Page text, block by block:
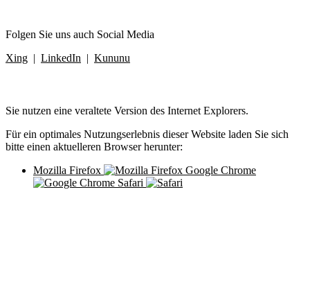
Folgen Sie uns auch Social Media
Xing | LinkedIn | Kununu
Sie nutzen eine veraltete Version des Internet Explorers.
Für ein optimales Nutzungserlebnis dieser Website laden Sie sich
bitte einen aktuelleren Browser herunter:
Mozilla Firefox
Google Chrome
Safari